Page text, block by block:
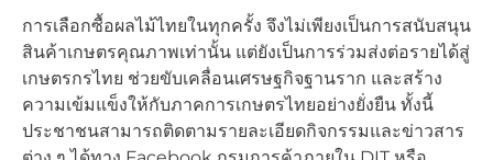
การเลือกซื้อผลไม้ไทยในทุกครั้ง จึงไม่เพียงเป็นการสนับสนุน
สินค้าเกษตรคุณภาพเท่านั้น แต่ยังเป็นการร่วมส่งต่อรายได้สู่
เกษตรกรไทย ช่วยขับเคลื่อนเศรษฐกิจฐานราก และสร้าง
ความเข้มแข็งให้กับภาคการเกษตรไทยอย่างยั่งยืน ทั้งนี้
ประชาชนสามารถติดตามรายละเอียดกิจกรรมและข่าวสาร